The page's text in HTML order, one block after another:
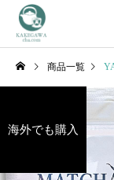
商品一覧
海外でも購入